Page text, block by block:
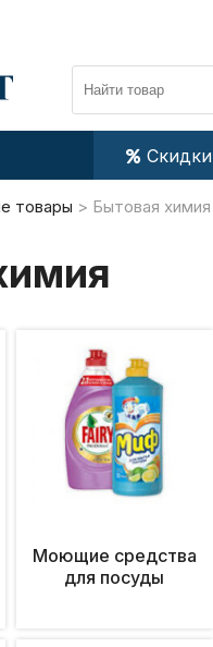
Скидки
товары Бытовая химия
Моющие средства
для посуды